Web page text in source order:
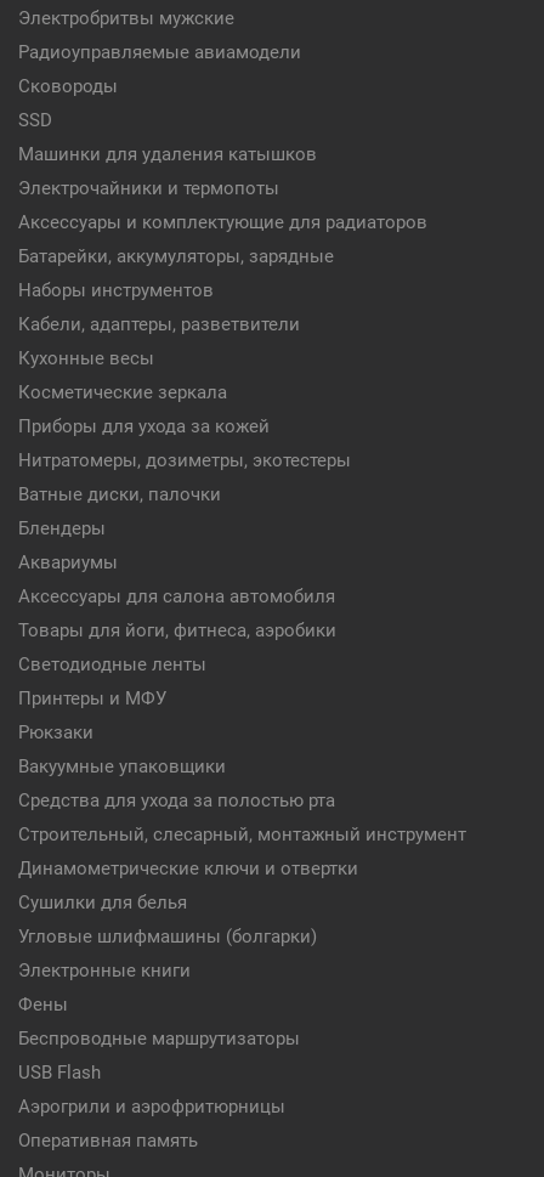
Электробритвы мужские
Радиоуправляемые авиамодели
Сковороды
SSD
Машинки для удаления катышков
Электрочайники и термопоты
Аксессуары и комплектующие для радиаторов
Батарейки, аккумуляторы, зарядные
Наборы инструментов
Кабели, адаптеры, разветвители
Кухонные весы
Косметические зеркала
Приборы для ухода за кожей
Нитратомеры, дозиметры, экотестеры
Ватные диски, палочки
Блендеры
Аквариумы
Аксессуары для салона автомобиля
Товары для йоги, фитнеса, аэробики
Светодиодные ленты
Принтеры и МФУ
Рюкзаки
Вакуумные упаковщики
Средства для ухода за полостью рта
Строительный, слесарный, монтажный инструмент
Динамометрические ключи и отвертки
Сушилки для белья
Угловые шлифмашины (болгарки)
Электронные книги
Фены
Беспроводные маршрутизаторы
USB Flash
Аэрогрили и аэрофритюрницы
Оперативная память